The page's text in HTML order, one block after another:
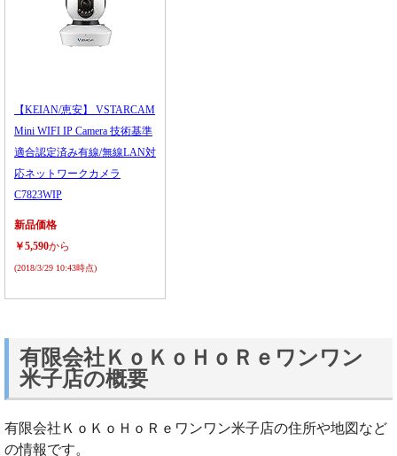
【KEIAN/恵安】 VSTARCAM
Mini WIFI IP Camera 技術基準
適合認定済み有線/無線LAN対
応ネットワークカメラ
C7823WIP
新品価格
￥5,590から
(2018/3/29 10:43時点)
有限会社ＫｏＫｏＨｏＲｅワンワン
米子店の概要
有限会社ＫｏＫｏＨｏＲｅワンワン米子店の住所や地図など
の情報です。